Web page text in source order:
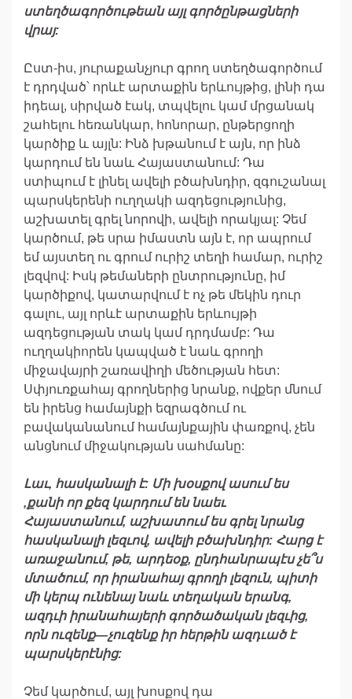
ստեղծագործութեան այլ գործընթացների
վրայ:
Ըստ-իս, յուրաքանչյուր գրող ստեղծագործում
է դրդված՝ որևէ արտաքին երևույթից, լինի դա
իդեալ, սիրված էակ, տպվելու կամ մրցանակ
շահելու հեռանկար, հոնորար, ընթերցողի
կարծիք և այլն: Ինձ խթանում է այն, որ ինձ
կարդում են նաև Հայաստանում: Դա
ստիպում է լինել ավելի բծախնդիր, զգուշանալ
պարսկերենի ուղղակի ազդեցությունից,
աշխատել գրել նորովի, ավելի որակյալ: Չեմ
կարծում, թե սրա իմաստն այն է, որ ապրում
եմ այստեղ ու գրում ուրիշ տեղի համար, ուրիշ
լեզվով: Իսկ թեմաների ընտրությունը, իմ
կարծիքով, կատարվում է ոչ թե մեկին դուր
գալու, այլ որևէ արտաքին երևույթի
ազդեցության տակ կամ դրդմամբ: Դա
ուղղակիորեն կապված է նաև գրողի
միջավայրի շառավիղի մեծության հետ:
Սփյուռքահայ գրողներից նրանք, ովքեր մնում
են իրենց համայնքի եզրագծում ու
բավականանում համայնքային փառքով, չեն
անցնում միջակության սահմանը:
Լաւ, հասկանալի է: Մի խօսքով ասում ես
,քանի որ քեզ կարդում են նաեւ
Հայաստանում, աշխատում ես գրել նրանց
հասկանալի լեզւով, ավելի բծախնդիր: Հարց է
առաջանում, թե, արդեօք, ընդհանրապէս չե՞ս
մտածում, որ իրանահայ գրողի լեզուն, պիտի
մի կերպ ունենայ նաև տեղական երանգ,
ազդւի իրանահայերի գործածական լեզւից,
որն ուզենք—չուզենք իր հերթին ազդւած է
պարսկերէնից:
Չեմ կարծում, այլ խոսքով դա